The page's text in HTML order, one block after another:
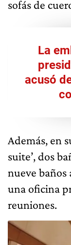
sofás de
La
acusó
Además, en
suite’, dos
nueve baños
una oficina
reuniones.